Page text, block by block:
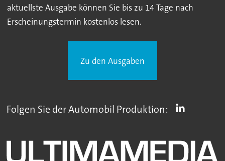
aktuellste Ausgabe können Sie bis zu 14 Tage nach
Erscheinungstermin kostenlos lesen.
Zu den Ausgaben
Folgen Sie der Automobil Produktion: